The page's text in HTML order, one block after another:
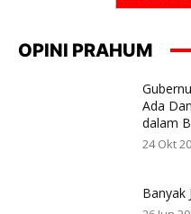
OPINI PRAHUM
Ada
dalam
24 Okt
Banyak